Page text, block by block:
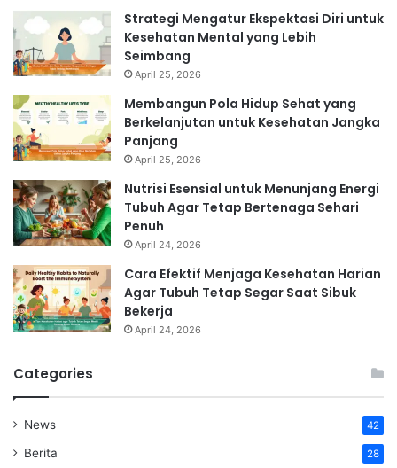
Strategi Mengatur Ekspektasi Diri untuk
Kesehatan Mental yang Lebih
Seimbang
April 25, 2026
Membangun Pola Hidup Sehat yang
Berkelanjutan untuk Kesehatan Jangka
Panjang
April 25, 2026
Nutrisi Esensial untuk Menunjang Energi
Tubuh Agar Tetap Bertenaga Sehari
Penuh
April 24, 2026
Cara Efektif Menjaga Kesehatan Harian
Agar Tubuh Tetap Segar Saat Sibuk
Bekerja
April 24, 2026
Categories
News 42
Berita 28